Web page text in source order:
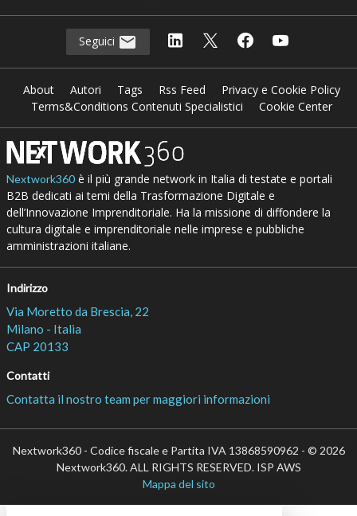
Seguici
About Autori Tags Rss Feed
Privacy e Cookie Policy
Terms&Conditions Contenuti Specialistici
Cookie Center
Nextwork360è il più grande network in Italia di testate e portali
B2B dedicati ai temi della Trasformazione Digitale e
dell’Innovazione Imprenditoriale. Ha la missione di diffondere la
cultura digitale e imprenditoriale nelle imprese e pubbliche
amministrazioni italiane.
Indirizzo
Via Moretto da Brescia, 22
Milano - Italia
CAP 20133
Contatti
Contatta il nostro team per maggiori informazioni
Nextwork360 - Codice fiscale e Partita IVA 13868590962 - © 2026
Nextwork360. ALL RIGHTS RESERVED. ISP AWS
Mappa del sito